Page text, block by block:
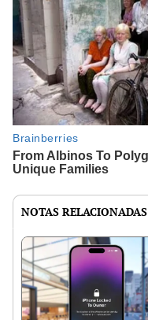
NOTAS RELACIONADAS